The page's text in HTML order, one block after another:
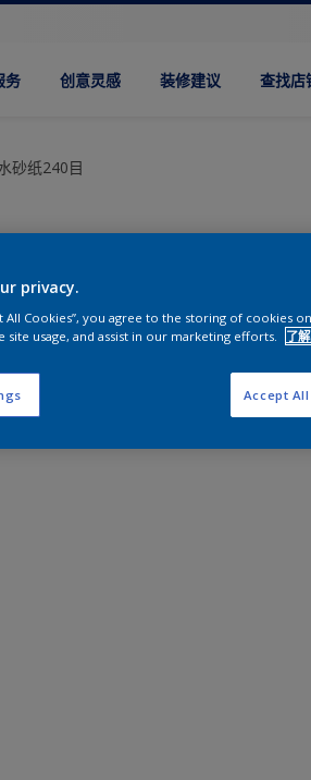
务 创意灵感 装修建议 查找店
砂纸240目
privacy.
All Cookies”, you agree to the storing of cookies
site usage, and assist in our marketing efforts.
了
Accept